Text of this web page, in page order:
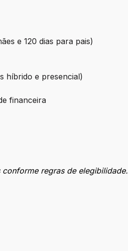
e 120 dias para pais)
híbrido e presencial)
financeira
regras de elegibilidade.